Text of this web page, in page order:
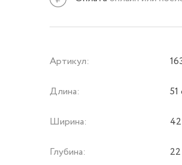
Артикул:
Длина: 51
Ширина:
Глубина: